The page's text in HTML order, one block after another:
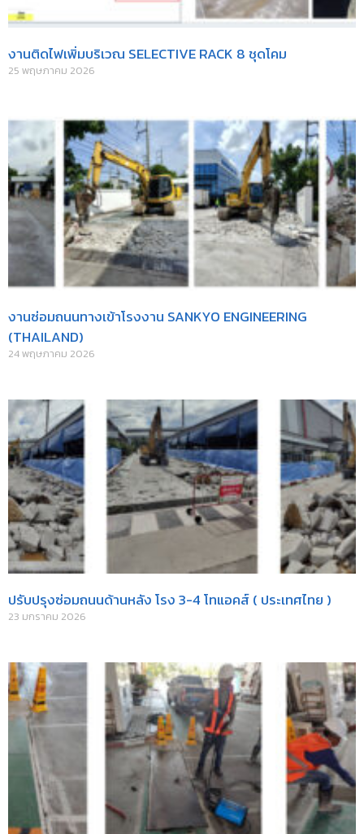
งานติดไฟเพิ่มบริเวณ SELECTIVE RACK 8 ชุดโคม
25 พฤษภาคม 2026
งานซ่อมถนนทางเข้าโรงงาน SANKYO ENGINEERING
(THAILAND)
24 พฤษภาคม 2026
ปรับปรุงซ่อมถนนด้านหลัง โรง 3-4 โทแอคส์ ( ประเทศไทย )
23 มกราคม 2026